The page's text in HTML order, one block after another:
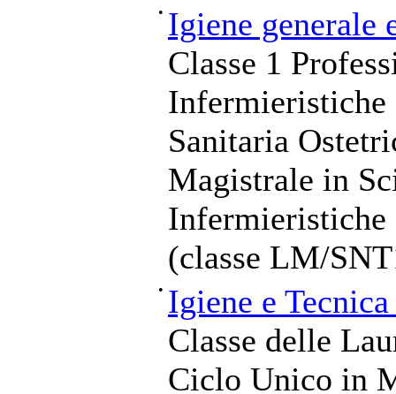
• Igiene generale
Classe 1
Infermieristiche
Sanitaria
Magistrale in
Infermieristiche
(classe LM/
• Igiene e
Classe delle
Ciclo Unico in